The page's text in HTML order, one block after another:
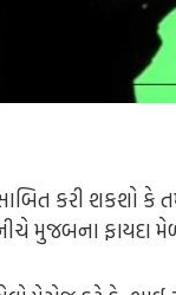
સાબિત કરી શકશો
નીચે મુજબના